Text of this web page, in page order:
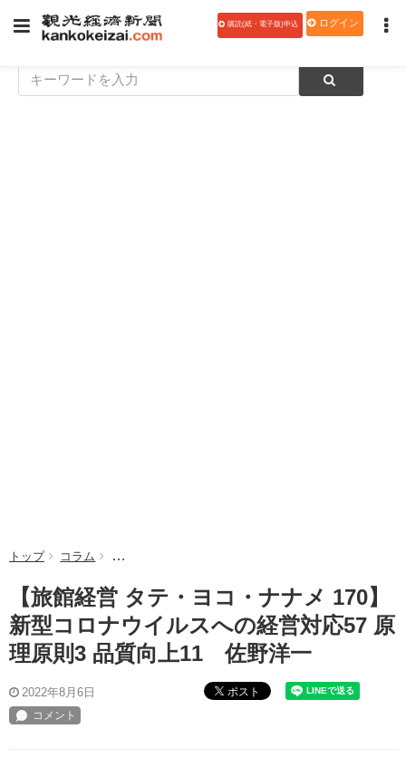
購読(紙・電子版)申込 ログイン
トップ コラム 【旅館経営 タテ・ヨコ・ナナメ 170】新型コロナウ
【旅館経営 タテ・ヨコ・ナナメ 170】
新型コロナウイルスへの経営対応57 原
理原則3 品質向上11 佐野洋一
2022年8月6日 ポスト